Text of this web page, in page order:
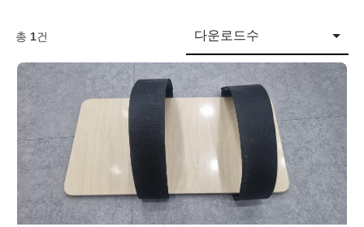
총 1건 다운로드수